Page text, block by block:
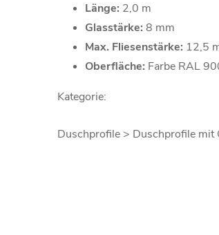
Länge: 2,0 m
Glasstärke: 8 mm
Max. Fliesenstärke: 12,5
Oberfläche: Farbe RAL
Kategorie:
Duschprofile > Duschprofile mit